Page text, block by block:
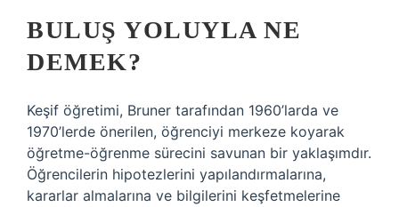
BULUŞ YOLUYLA NE
DEMEK?
Keşif öğretimi, Bruner tarafından 1960’larda ve
1970’lerde önerilen, öğrenciyi merkeze koyarak
öğretme-öğrenme sürecini savunan bir yaklaşımdır.
Öğrencilerin hipotezlerini yapılandırmalarına,
kararlar almalarına ve bilgilerini keşfetmelerine